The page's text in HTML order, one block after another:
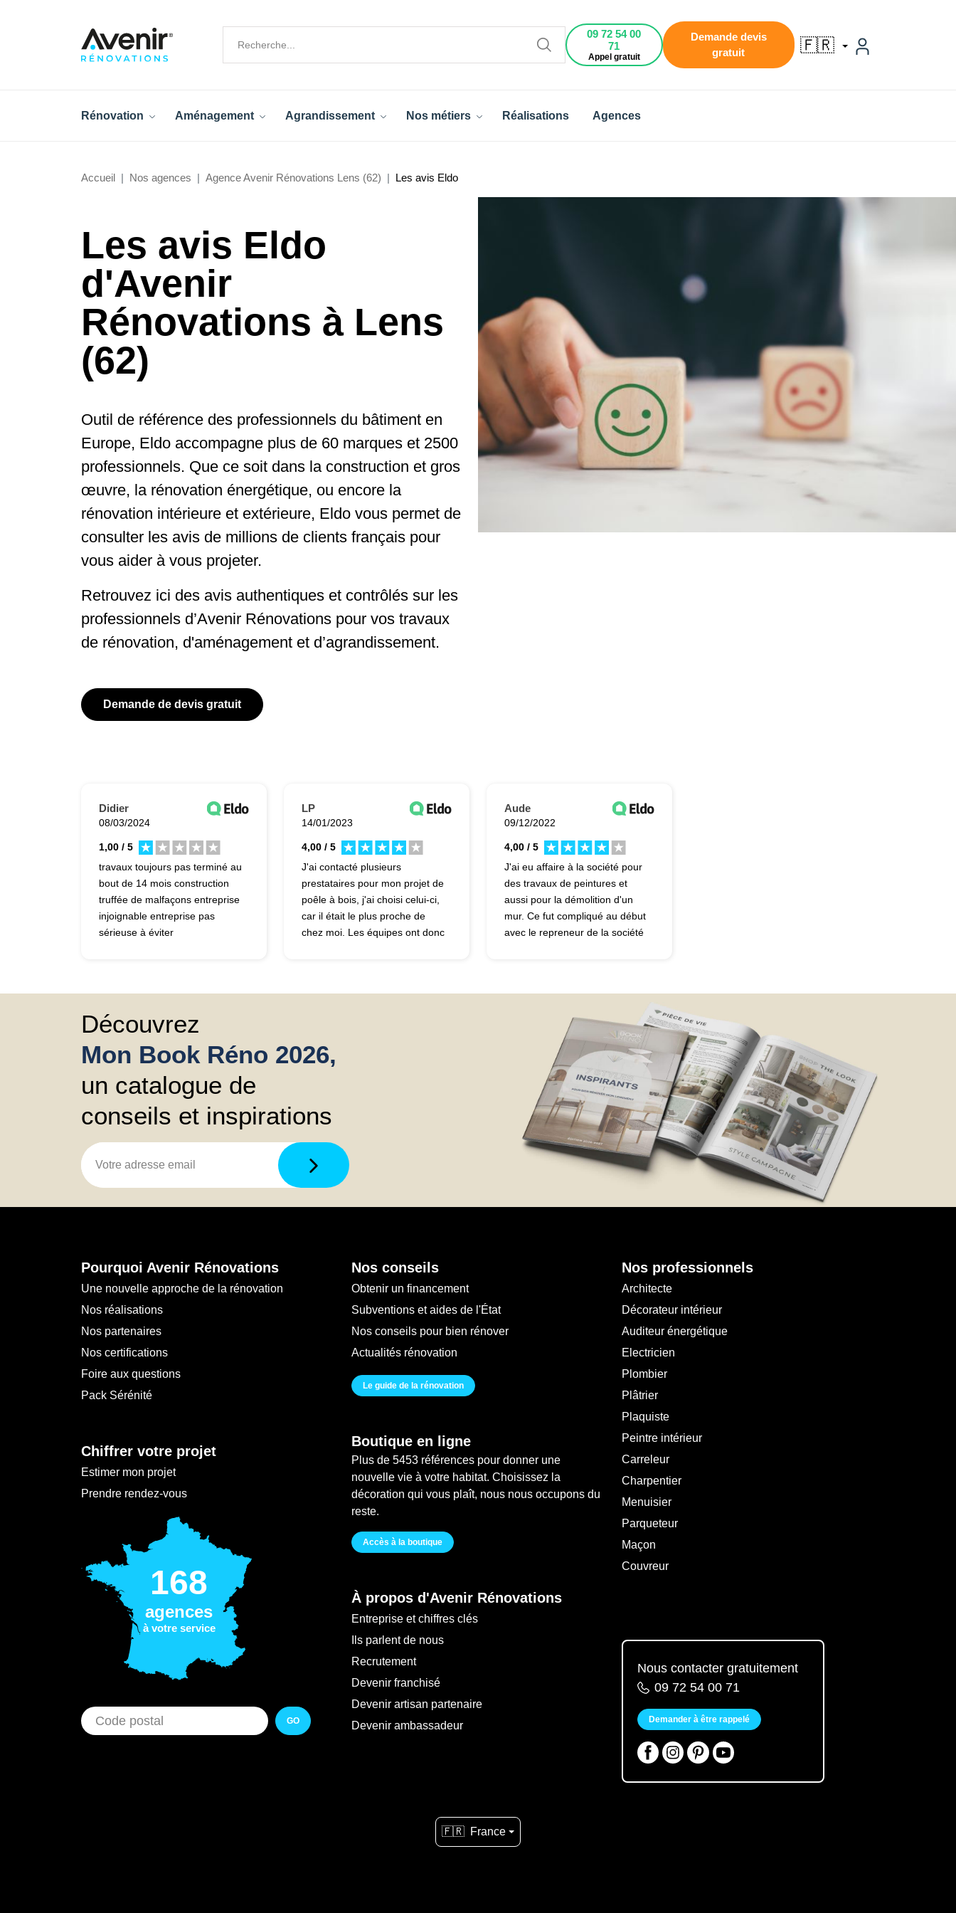
09 72 54 00
71
Appel gratuit
Demande devis
gratuit
🇫🇷
Rénovation Aménagement Agrandissement Nos métiers Réalisations Agences
Accueil Nos agences Agence Avenir Rénovations Lens (62) Les avis Eldo
Les avis Eldo
d'Avenir
Rénovations à Lens
(62)
Outil de référence des professionnels du bâtiment en
Europe, Eldo accompagne plus de 60 marques et 2500
professionnels. Que ce soit dans la construction et gros
œuvre, la rénovation énergétique, ou encore la
rénovation intérieure et extérieure, Eldo vous permet de
consulter les avis de millions de clients français pour
vous aider à vous projeter.
Retrouvez ici des avis authentiques et contrôlés sur les
professionnels d’Avenir Rénovations pour vos travaux
de rénovation, d'aménagement et d’agrandissement.
Demande de devis gratuit
Didier
08/03/2024
1,00 / 5
travaux toujours pas terminé au
bout de 14 mois construction
truffée de malfaçons entreprise
injoignable entreprise pas
sérieuse à éviter
LP
14/01/2023
4,00 / 5
J'ai contacté plusieurs
prestataires pour mon projet de
poêle à bois, j'ai choisi celui-ci,
car il était le plus proche de
chez moi. Les équipes ont donc
Aude
09/12/2022
4,00 / 5
J'ai eu affaire à la société pour
des travaux de peintures et
aussi pour la démolition d'un
mur. Ce fut compliqué au début
avec le repreneur de la société
réactif et j'en suis très
satisfaite. Dans l'ensemble,
c'est très bien, je peux donc la
recommander.
Découvrez
Mon Book Réno 2026,
un catalogue de
conseils et inspirations
Pourquoi Avenir Rénovations
Une nouvelle approche de la rénovation
Nos réalisations
Nos partenaires
Nos certifications
Foire aux questions
Pack Sérénité
Chiffrer votre projet
Estimer mon projet
Prendre rendez-vous
168
agences
à votre service
GO
Nos conseils
Obtenir un financement
Subventions et aides de l'État
Nos conseils pour bien rénover
Actualités rénovation
Le guide de la rénovation
Boutique en ligne
Plus de 5453 références pour donner une
nouvelle vie à votre habitat. Choisissez la
décoration qui vous plaît, nous nous occupons du
reste.
Accès à la boutique
À propos d'Avenir Rénovations
Entreprise et chiffres clés
Ils parlent de nous
Recrutement
Devenir franchisé
Devenir artisan partenaire
Devenir ambassadeur
Nos professionnels
Architecte
Décorateur intérieur
Auditeur énergétique
Electricien
Plombier
Plâtrier
Plaquiste
Peintre intérieur
Carreleur
Charpentier
Menuisier
Parqueteur
Maçon
Couvreur
Nous contacter gratuitement
09 72 54 00 71
Demander à être rappelé
🇫🇷 France